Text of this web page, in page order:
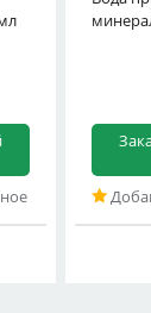
330 мл